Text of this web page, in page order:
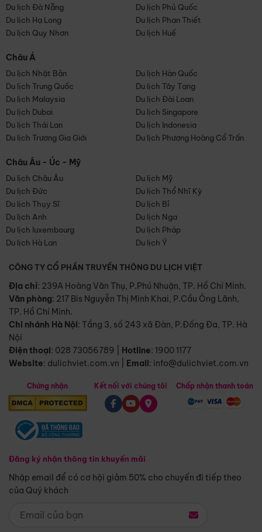
Du lịch Đà Nẵng
Du lịch Phú Quốc
Du lịch Hạ Long
Du lịch Phan Thiết
Du lịch Quy Nhơn
Du lịch Huế
Châu Á
Du lịch Nhật Bản
Du lịch Hàn Quốc
Du lịch Trung Quốc
Du lịch Tây Tạng
Du lịch Malaysia
Du lịch Đài Loan
Du lịch Dubai
Du lịch Singapore
Du lịch Thái Lan
Du lịch Indonesia
Du lịch Trương Gia Giới
Du lịch Phượng Hoàng Cổ Trấn
Châu Âu - Úc - Mỹ
Du lịch Châu Âu
Du lịch Mỹ
Du lịch Đức
Du lịch Thổ Nhĩ Kỳ
Du lịch Thụy Sĩ
Du lịch Bỉ
Du lịch Anh
Du lịch Nga
Du lịch luxembourg
Du lịch Pháp
Du lịch Hà Lan
Du lịch Ý
CÔNG TY CỔ PHẦN TRUYỀN THÔNG DU LỊCH VIỆT
Địa chỉ: 239A Hoàng Văn Thụ, P.Phú Nhuận, TP. Hồ Chí Minh.
Văn phòng: 217 Bis Nguyễn Thị Minh Khai, P.Cầu Ông Lãnh,
TP. Hồ Chí Minh.
Chi nhánh Hà Nội: Tầng 3, số 243 xã Đàn, P.Đống Đa, TP. Hà
Nội
Điện thoại: 028 73056789 Hotline: 1900 1177
Website: dulichviet.com.vn Email: info@dulichviet.com.vn
Chứng nhận
Đăng ký nhận thông tin khuyến mãi
Nhập email để có cơ hội giảm 50% cho chuyến đi tiếp theo
của Quý khách
Kết nối với chúng tôi Chấp nhận thanh toán